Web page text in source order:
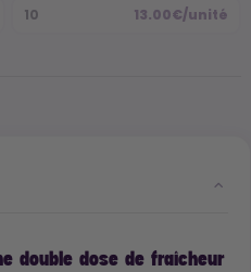
10 13.00€/unité
double dose de fraîcheur